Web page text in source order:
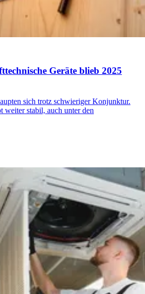
Geräte blieb 2025
sich trotz schwieriger Konjunktur.
weiter stabil, auch unter den